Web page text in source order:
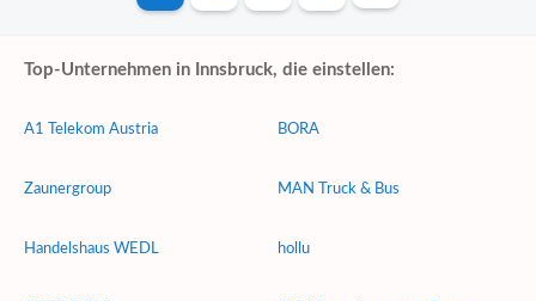
Top-Unternehmen in Innsbruck, die einstellen:
A1 Telekom Austria
Zaunergroup
Handelshaus WEDL
BORA
MAN Truck & Bus
hollu